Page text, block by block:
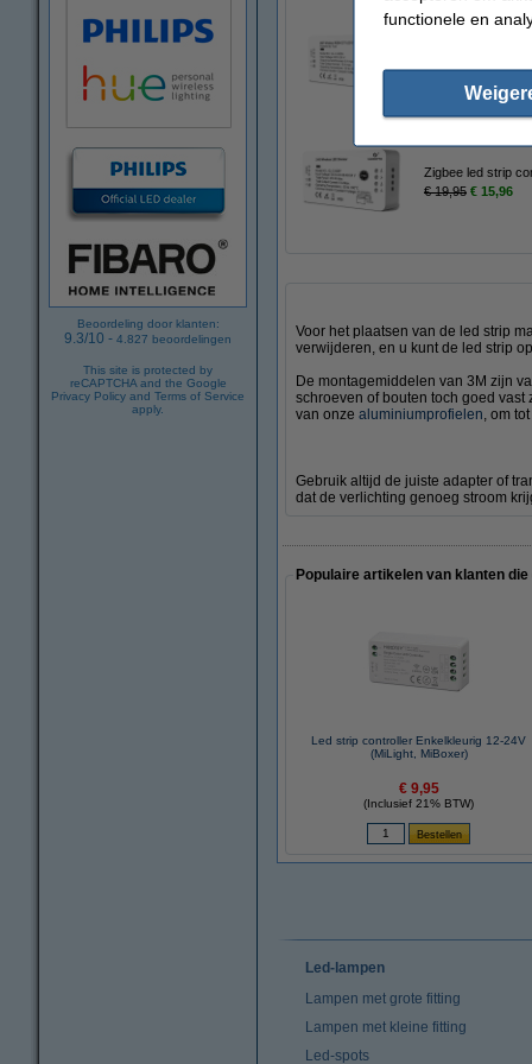
Beoordeling door klanten:
9.3/10 - 4.827 beoordelingen
This site is protected by
reCAPTCHA and the Google
Privacy Policy and Terms of Service
apply.
€ 19,95 € 15,96
Zigbee led strip
€ 19,95 € 15,96
Voor het plaatsen van de led strip
verwijderen, en u kunt de led strip
De montagemiddelen van 3M zijn
schroeven of bouten toch goed vast
van onze aluminiumprofielen, om
Gebruik altijd de juiste adapter of
dat de verlichting genoeg stroom
Populaire artikelen van klanten
Led strip controller Enkelkleurig 12-24V
(MiLight, MiBoxer)
€ 9,95
(Inclusief 21% BTW)
Led-lampen
Lampen met grote fitting
Lampen met kleine fitting
Led-spots
functionele en